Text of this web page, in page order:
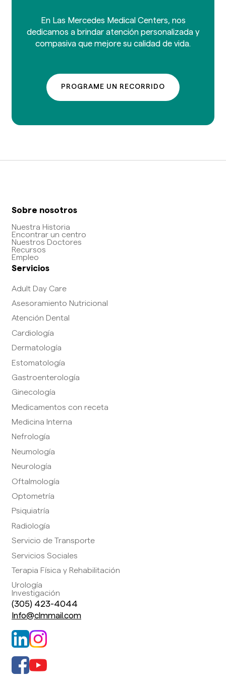
En Las Mercedes Medical Centers, nos
dedicamos a brindar atención personalizada y
compasiva que mejore su calidad de vida.
PROGRAME UN RECORRIDO
Sobre nosotros
Nuestra Historia
Encontrar un centro
Nuestros Doctores
Recursos
Empleo
Servicios
Adult Day Care
Asesoramiento Nutricional
Atención Dental
Cardiología
Dermatología
Estomatología
Gastroenterología
Ginecología
Medicamentos con receta
Medicina Interna
Nefrología
Neumología
Neurología
Oftalmología
Optometría
Psiquiatría
Radiología
Servicio de Transporte
Servicios Sociales
Terapia Física y Rehabilitación
Urología
Investigación
(305) 423-4044
Info@clmmail.com